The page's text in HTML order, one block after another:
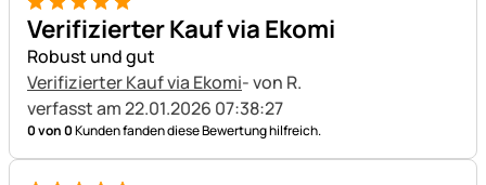
5 von 5
Verifizierter Kauf via Ekomi
Robust und gut
Verifizierter Kauf via Ekomi- von R.
verfasst am 22.01.2026 07:38:27
0 von 0Kunden fanden diese Bewertung hilfreich.